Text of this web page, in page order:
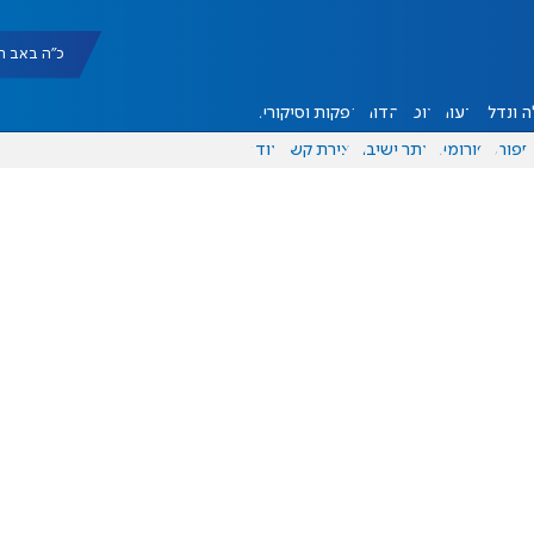
כ"ה באב תשפ"ו
ונדל"ן דעות אוכל יהדות הפקות וסיקורים
ספורט פורומים אתר ישיבה יצירת קשר עוד